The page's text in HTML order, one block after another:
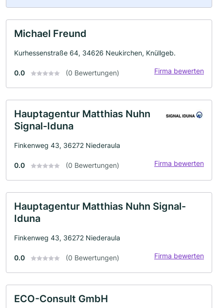
Michael Freund
Kurhessenstraße 64, 34626 Neukirchen, Knüllgeb.
0.0 (0 Bewertungen) Firma bewerten
Hauptagentur Matthias Nuhn
Signal-Iduna
Finkenweg 43, 36272 Niederaula
0.0 (0 Bewertungen) Firma bewerten
Hauptagentur Matthias Nuhn Signal-
Iduna
Finkenweg 43, 36272 Niederaula
0.0 (0 Bewertungen) Firma bewerten
ECO-Consult GmbH